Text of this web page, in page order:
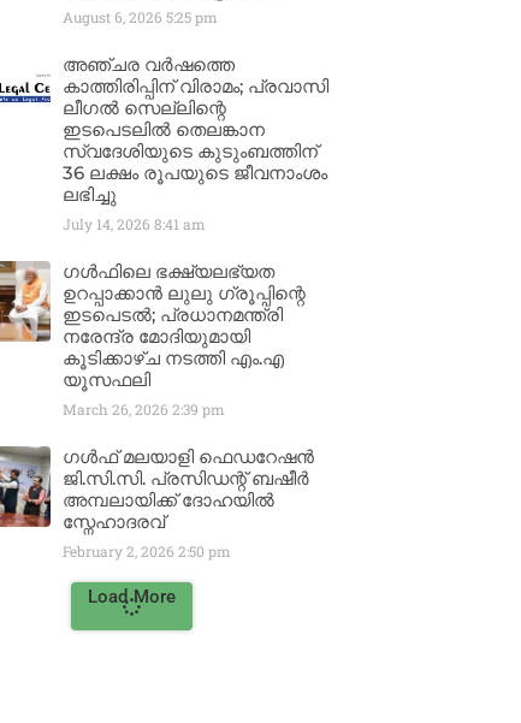
August 6, 2026 5:25 pm
അഞ്ചര വർഷത്തെ
കാത്തിരിപ്പിന് വിരാമം; പ്രവാസി
ലീഗൽ സെല്ലിന്റെ
ഇടപെടലിൽ തെലങ്കാന
സ്വദേശിയുടെ കുടുംബത്തിന്
36 ലക്ഷം രൂപയുടെ ജീവനാംശം
ലഭിച്ചു
July 14, 2026 8:41 am
ഗൾഫിലെ ഭക്ഷ്യലഭ്യത
ഉറപ്പാക്കാൻ ലുലു ഗ്രൂപ്പിന്റെ
ഇടപെടൽ; പ്രധാനമന്ത്രി
നരേന്ദ്ര മോദിയുമായി
കൂടിക്കാഴ്ച നടത്തി എം.എ
യൂസഫലി
March 26, 2026 2:39 pm
ഗൾഫ് മലയാളി ഫെഡറേഷൻ
ജി.സി.സി. പ്രസിഡന്റ് ബഷീർ
അമ്പലായിക്ക് ദോഹയിൽ
സ്നേഹാദരവ്
February 2, 2026 2:50 pm
Load More